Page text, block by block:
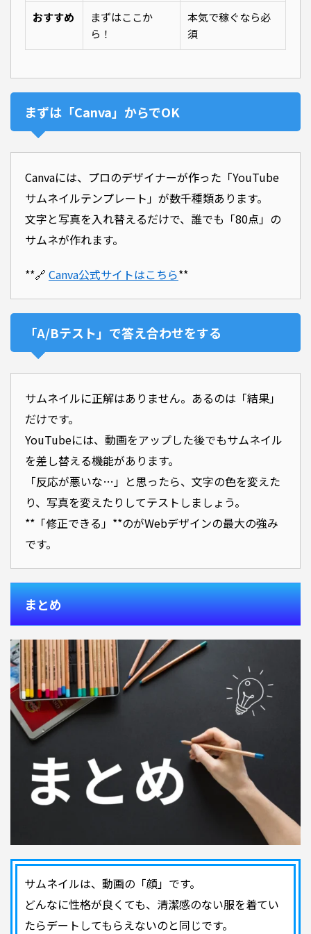
おすすめ
まずはここか
ら！
本気で稼ぐなら必
須
まずは「Canva」からでOK
Canvaには、プロのデザイナーが作った「YouTube
サムネイルテンプレート」が数千種類あります。
文字と写真を入れ替えるだけで、誰でも「80点」の
サムネが作れます。
**🔗 Canva公式サイトはこちら**
「A/Bテスト」で答え合わせをする
サムネイルに正解はありません。あるのは「結果」
だけです。
YouTubeには、動画をアップした後でもサムネイル
を差し替える機能があります。
「反応が悪いな…」と思ったら、文字の色を変えた
り、写真を変えたりしてテストしましょう。
**「修正できる」**のがWebデザインの最大の強み
です。
まとめ
サムネイルは、動画の「顔」です。
どんなに性格が良くても、清潔感のない服を着てい
たらデートしてもらえないのと同じです。